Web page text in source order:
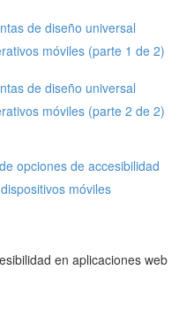
de diseño universal
móviles (parte 1 de 2)
de diseño universal
móviles (parte 2 de 2)
opciones de accesibilidad
móviles
en aplicaciones web